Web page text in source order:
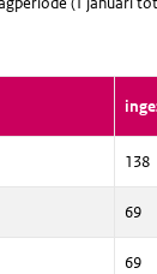
138
69
69